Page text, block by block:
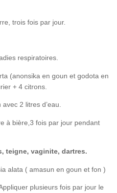
trois fois par jour.
respiratoires.
(anonsika en goun et godota en
+ 4 citrons.
2 litres d’eau.
à bière,3 fois par jour pendant
teigne, vaginite, dartres.
alata ( amasun en goun et fon )
plusieurs fois par jour le